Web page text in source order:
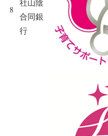
8
社山陰
合同銀
行